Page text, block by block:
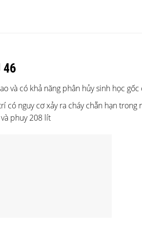
46
và có khả năng phân hủy sinh học gốc
nguy cơ xảy ra cháy chẵn hạn trong
phuy 208 lít